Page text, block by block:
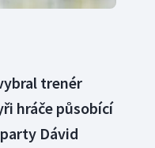
trenér
hráče působící
Dávid